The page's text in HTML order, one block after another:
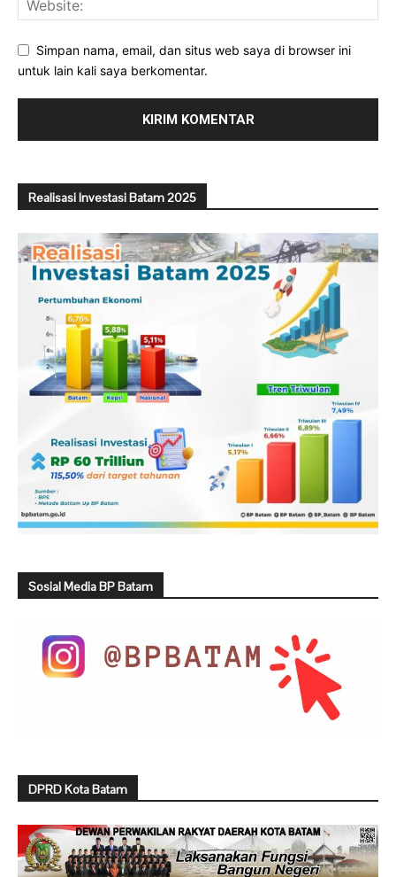
Simpan nama, email, dan situs web saya di browser ini
untuk lain kali saya berkomentar.
Realisasi Investasi Batam 2025
Sosial Media BP Batam
DPRD Kota Batam